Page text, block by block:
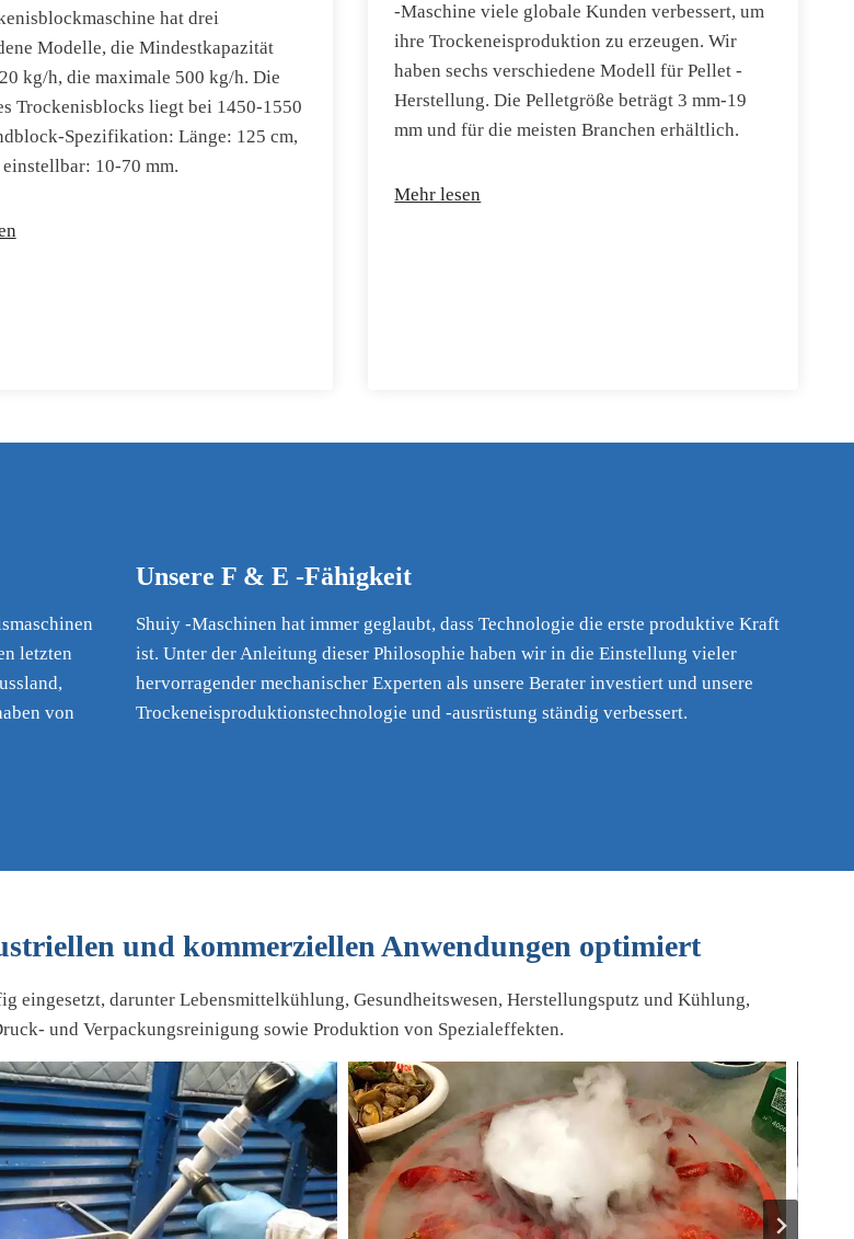
hat drei
Modelle, die Mindestkapazität
kg/h, die maximale 500 kg/h. Die
Trockenisblocks liegt bei 1450-1550
Spezifikation: Länge: 125 cm,
10-70 mm.
-Maschine viele globale Kunden verbessert, um
ihre Trockeneisproduktion zu erzeugen. Wir
haben sechs verschiedene Modell für Pellet -
Herstellung. Die Pelletgröße beträgt 3 mm-19
mm und für die meisten Branchen erhältlich.
Mehr lesen
letzten
von
Unsere F & E -Fähigkeit
Shuiy -Maschinen hat immer geglaubt, dass Technologie die erste produktive Kraft
ist. Unter der Anleitung dieser Philosophie haben wir in die Einstellung vieler
hervorragender mechanischer Experten als unsere Berater investiert und unsere
Trockeneisproduktionstechnologie und -ausrüstung ständig verbessert.
und kommerziellen Anwendungen optimiert
eingesetzt, darunter Lebensmittelkühlung, Gesundheitswesen, Herstellungsputz und Kühlung,
und Verpackungsreinigung sowie Produktion von Spezialeffekten.